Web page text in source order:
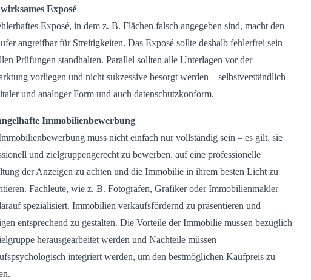
Exposé
Exposé, in dem z. B. Flächen falsch angegeben sind, macht den
angreifbar für Streitigkeiten. Das Exposé sollte deshalb fehlerfrei sein
Prüfungen standhalten. Parallel sollten alle Unterlagen vor der
vorliegen und nicht sukzessive besorgt werden – selbstverständlich
und analoger Form und auch datenschutzkonform.
Immobilienbewerbung
muss nicht einfach nur vollständig sein – es gilt, sie
und zielgruppengerecht zu bewerben, auf eine professionelle
der Anzeigen zu achten und die Immobilie in ihrem besten Licht zu
Fachleute, wie z. B. Fotografen, Grafiker oder Immobilienmakler
spezialisiert, Immobilien verkaufsfördernd zu präsentieren und
entsprechend zu gestalten. Die Vorteile der Immobilie müssen bezüglich
herausgearbeitet werden und Nachteile müssen
integriert werden, um den bestmöglichen Kaufpreis zu